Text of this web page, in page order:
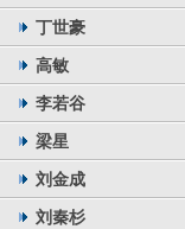
丁世豪
高敏
李若谷
梁星
刘金成
刘秦杉